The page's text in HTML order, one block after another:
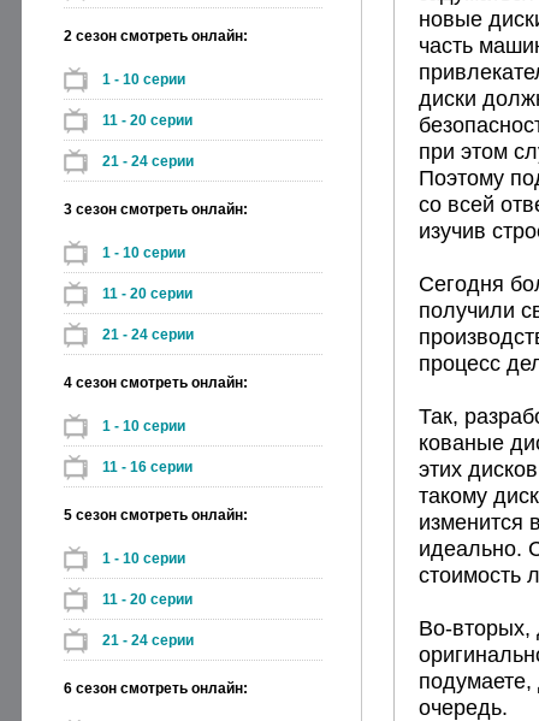
2 сезон смотреть онлайн:
1 - 10 серии
11 - 20 серии
21 - 24 серии
3 сезон смотреть онлайн:
1 - 10 серии
11 - 20 серии
21 - 24 серии
4 сезон смотреть онлайн:
1 - 10 серии
11 - 16 серии
5 сезон смотреть онлайн:
1 - 10 серии
11 - 20 серии
21 - 24 серии
6 сезон смотреть онлайн:
новые
часть
диски
при этом
Поэтому
со всей
изучив
Сегодня
получили
процесс
Так,
кованые
этих
такому
изменится
идеально.
стоимость
Во-вторых,
очередь.